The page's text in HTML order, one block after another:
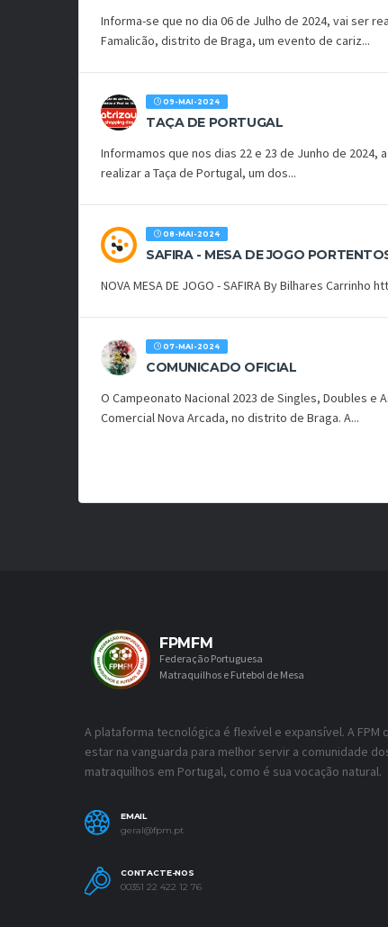
Informa-se que no dia 06 de Julho de 2024, vai ser
Famalicão, distrito de Braga, um evento de cariz...
09-MAI-2024
TAÇA DE PORTUGAL
Informamos que nos dias 22 e 23 de Junho de 2024,
realizar a Taça de Portugal, um dos...
08-MAI-2024
SAFIRA - MESA DE JOGO
NOVA MESA DE JOGO - SAFIRA By Bilhares
07-MAI-2024
COMUNICADO OFICIAL
O Campeonato Nacional 2023 de Singles, Doubles
Comercial Nova Arcada, no distrito de Braga. A...
FPMFM
Federação Portuguesa
Matraquilhos e Futebol de Mesa
A plataforma tecnológica é flexível e expansível. A FPM
estar na vanguarda para melhor servir a comunidade
matraquilhos em Portugal, como é sua vocação natural.
EMAIL
geral@fpm.pt
CONTACTE-NOS
00351 22 422 12 76